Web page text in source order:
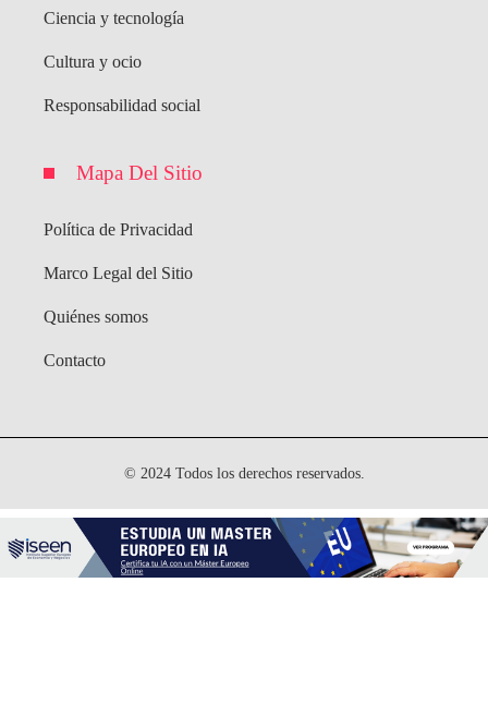
Ciencia y tecnología
Cultura y ocio
Responsabilidad social
Mapa Del Sitio
Política de Privacidad
Marco Legal del Sitio
Quiénes somos
Contacto
© 2024 Todos los derechos reservados.